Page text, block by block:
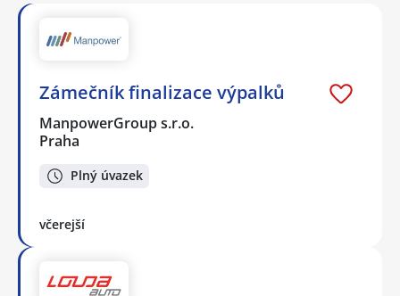
Zámečník finalizace výpalků
ManpowerGroup s.r.o.
Praha
Plný úvazek
včerejší